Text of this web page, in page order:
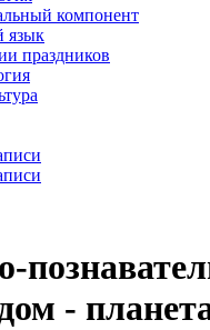
компонент
язык
праздников
-